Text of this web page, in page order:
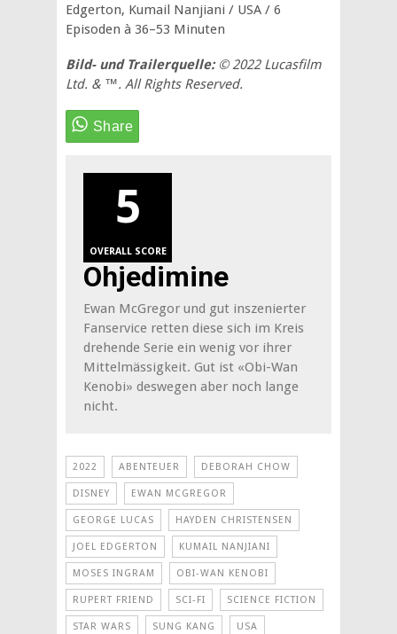
Edgerton, Kumail Nanjiani / USA / 6
Episoden à 36–53 Minuten
Bild- und Trailerquelle: © 2022 Lucasfilm
Ltd. & ™. All Rights Reserved.
5
OVERALL SCORE
Ohjedimine
Ewan McGregor und gut inszenierter
Fanservice retten diese sich im Kreis
drehende Serie ein wenig vor ihrer
Mittelmässigkeit. Gut ist «Obi-Wan
Kenobi» deswegen aber noch lange
nicht.
2022 ABENTEUER DEBORAH CHOW
DISNEY EWAN MCGREGOR
GEORGE LUCAS HAYDEN CHRISTENSEN
JOEL EDGERTON KUMAIL NANJIANI
MOSES INGRAM OBI-WAN KENOBI
RUPERT FRIEND SCI-FI SCIENCE FICTION
STAR WARS SUNG KANG USA